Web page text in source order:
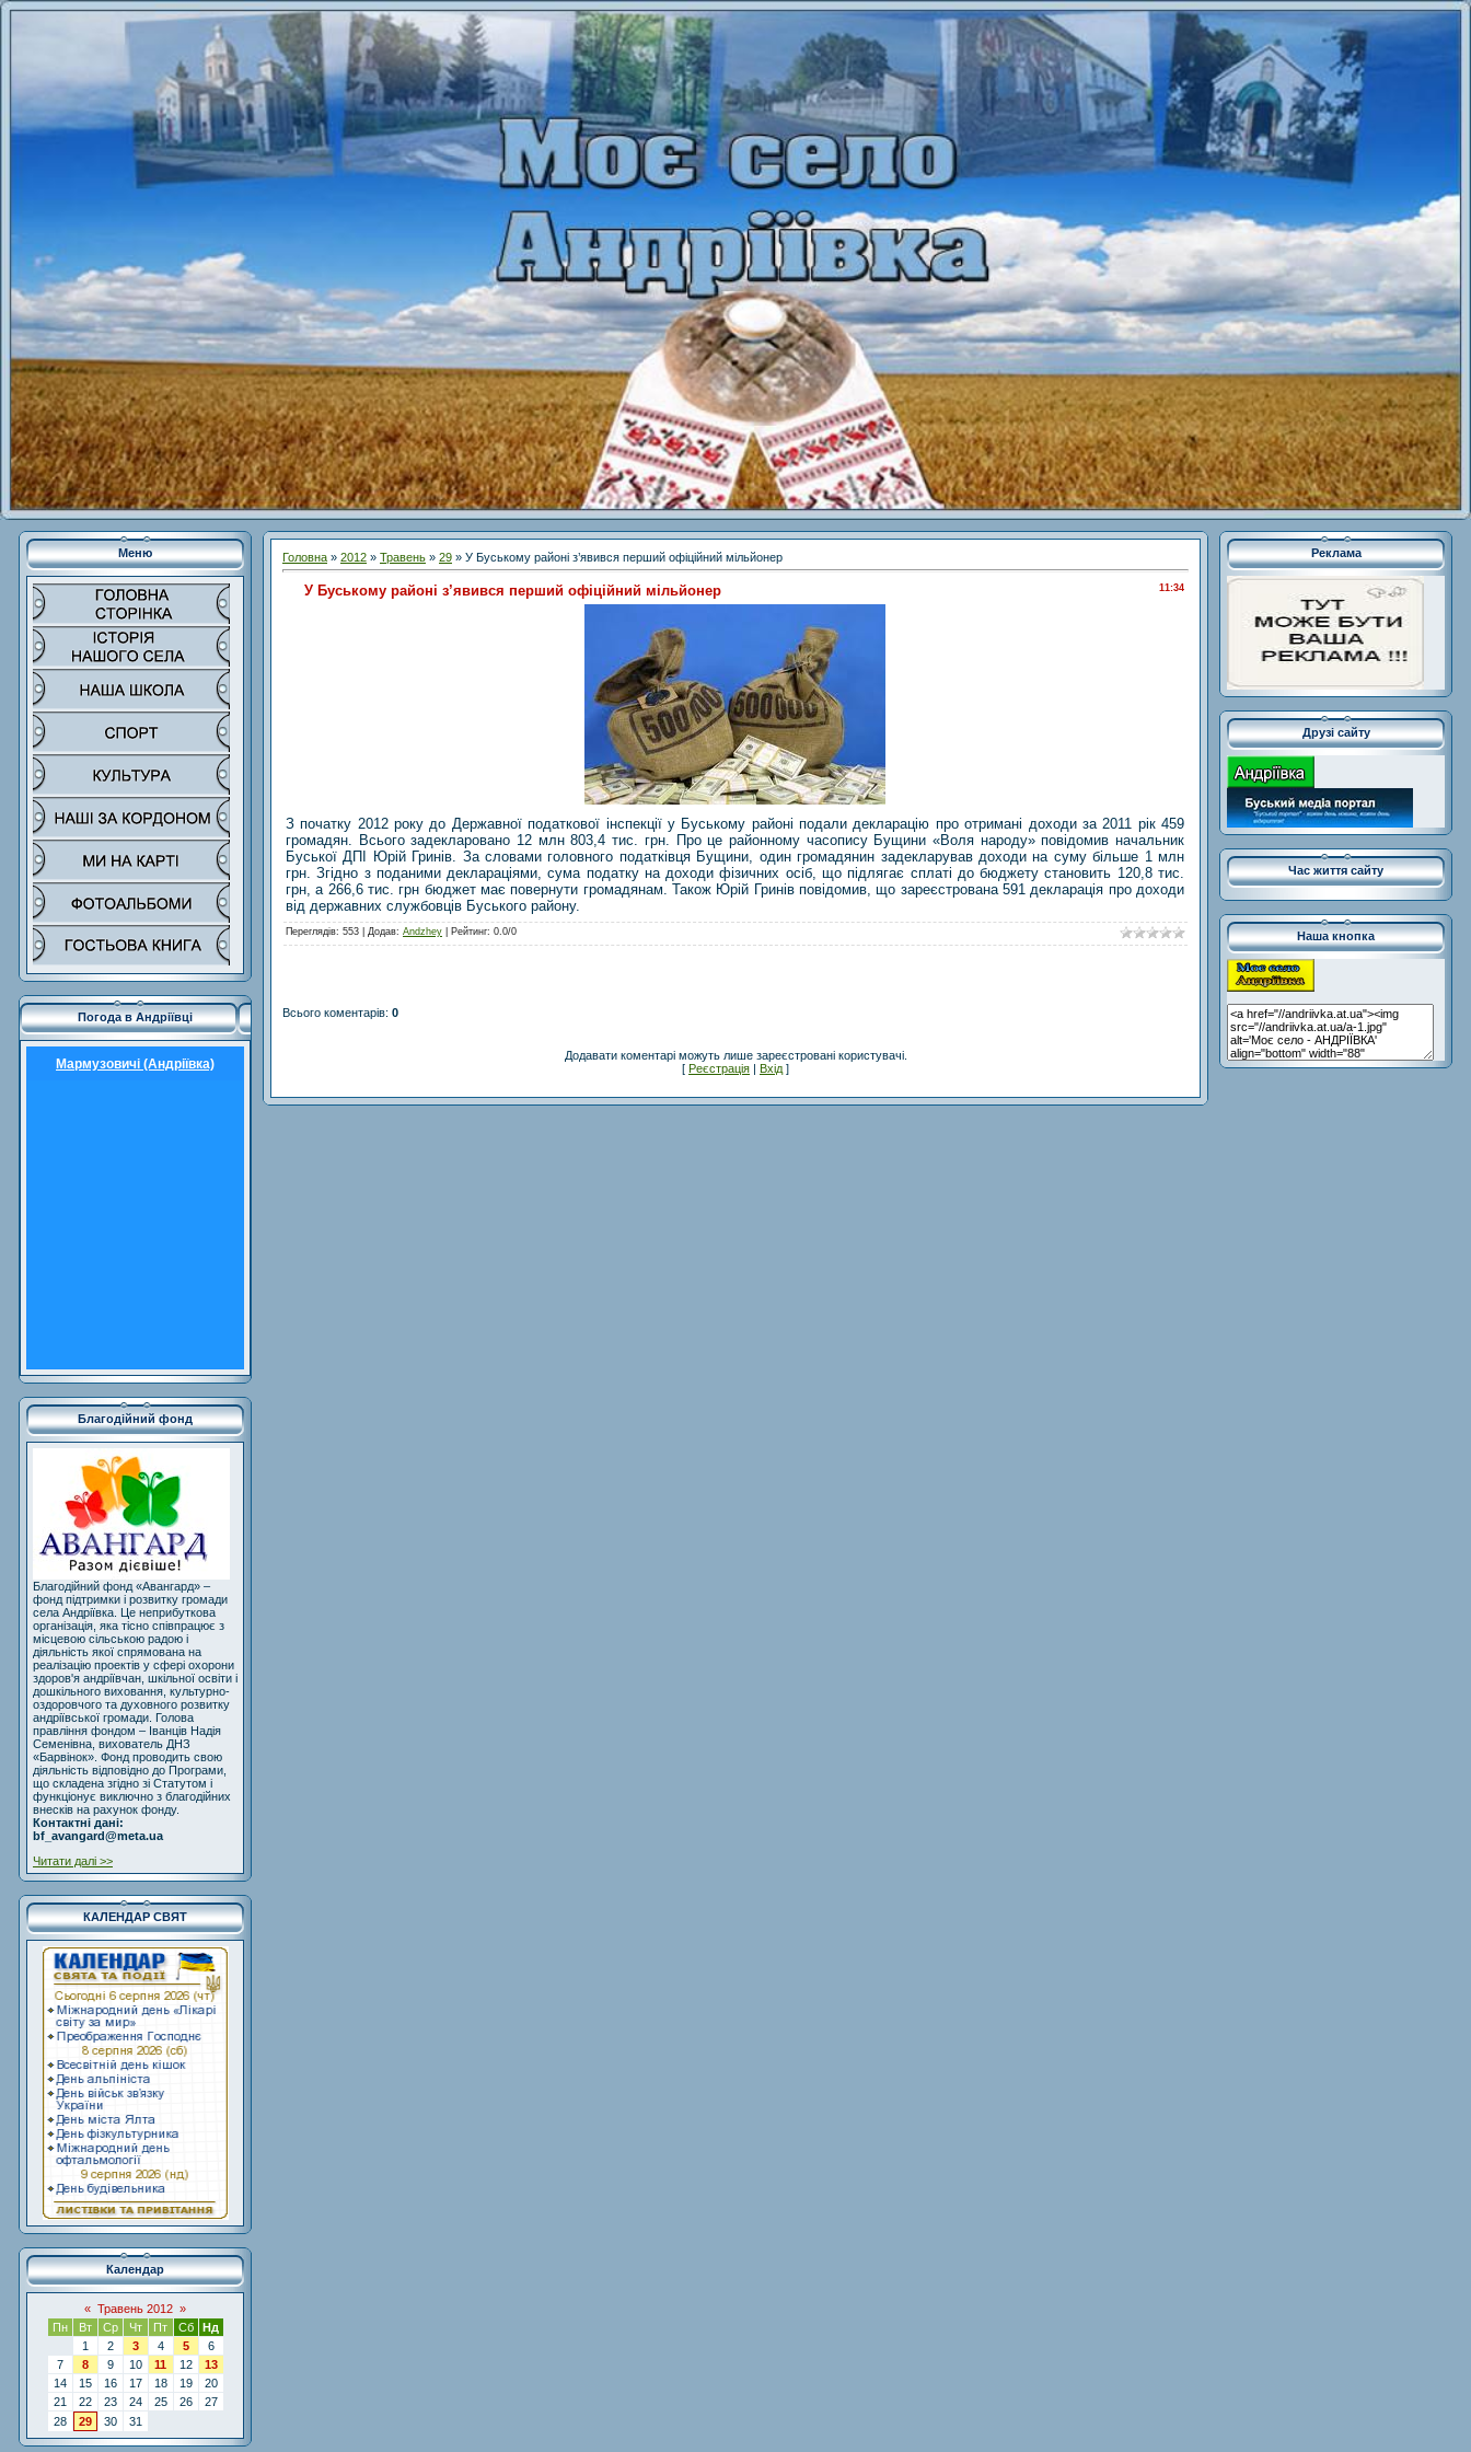
Меню
Погода в Андріївці
Мармузовичі (Андріївка)
Благодійний фонд
Благодійний фонд «Авангард» –
фонд підтримки і розвитку громади
села Андріївка. Це неприбуткова
організація, яка тісно співпрацює з
місцевою сільською радою і
діяльність якої спрямована на
реалізацію проектів у сфері охорони
здоров'я андріївчан, шкільної освіти і
дошкільного виховання, культурно-
оздоровчого та духовного розвитку
андріївської громади. Голова
правління фондом – Іванців Надія
Семенівна, вихователь ДНЗ
«Барвінок». Фонд проводить свою
діяльність відповідно до Програми,
що складена згідно зі Статутом і
функціонує виключно з благодійних
внесків на рахунок фонду.
Контактні дані:
bf_avangard@meta.ua
Читати далі >>
КАЛЕНДАР СВЯТ
Календар
« Травень 2012 »
Пн
Вт Ср Чт Пт Сб
Нд
1
2 3 4 5
6
7
8 9 10 11 12
13
14
15 16 17 18 19
20
21
22 23 24 25 26
27
28
29 30 31
Головна » 2012 » Травень » 29 » У Буському районі з’явився перший офіційний мільйонер
11:34
У Буському районі з’явився перший офіційний мільйонер
З початку 2012 року до Державної податкової інспекції у Буському районі подали декларацію про отримані доходи за 2011 рік 459
громадян. Всього задекларовано 12 млн 803,4 тис. грн. Про це районному часопису Бущини «Воля народу» повідомив начальник
Буської ДПІ Юрій Гринів. За словами головного податківця Бущини, один громадянин задекларував доходи на суму більше 1 млн
грн. Згідно з поданими деклараціями, сума податку на доходи фізичних осіб, що підлягає сплаті до бюджету становить 120,8 тис.
грн, а 266,6 тис. грн бюджет має повернути громадянам. Також Юрій Гринів повідомив, що зареєстрована 591 декларація про доходи
від державних службовців Буського району.
Переглядів: 553 | Додав: Andzhey Рейтинг: 0.0/0
Всього коментарів: 0
Додавати коментарі можуть лише зареєстровані користувачі.
[ Реєстрація | Вхід ]
Реклама
Друзі сайту
Час життя сайту
Наша кнопка